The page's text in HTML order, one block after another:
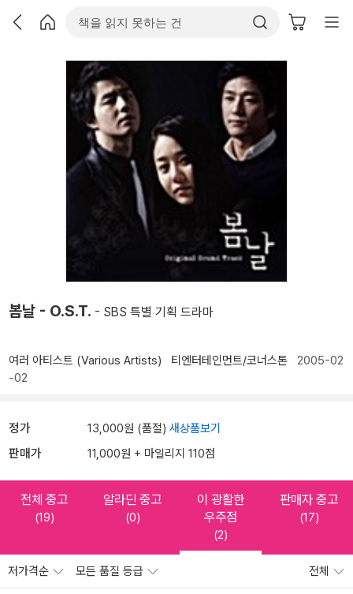
봄날 - O.S.T. - SBS 특별 기획 드라마
여러 아티스트 (Various Artists) 티엔터테인먼트/코너스톤 2005-02
-02
정가 13,000원 (품절) 새상품보기
판매가 11,000원 + 마일리지 110점
전체 중고
(19)
알라딘 중고
(0)
이 광활한
우주점
(2)
판매자 중고
(17)
저가격순 모든 품질 등급 전체